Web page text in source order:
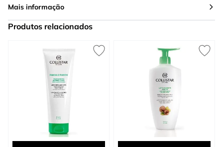
Mais informação
Produtos relacionados